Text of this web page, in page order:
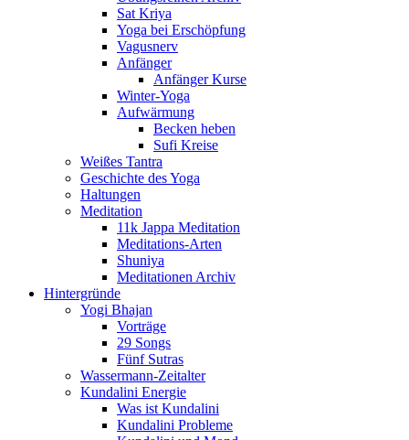
Sat Kriya
Yoga bei Erschöpfung
Vagusnerv
Anfänger
Anfänger Kurse
Winter-Yoga
Aufwärmung
Becken heben
Sufi Kreise
Weißes Tantra
Geschichte des Yoga
Haltungen
Meditation
11k Jappa Meditation
Meditations-Arten
Shuniya
Meditationen Archiv
Hintergründe
Yogi Bhajan
Vorträge
29 Songs
Fünf Sutras
Wassermann-Zeitalter
Kundalini Energie
Was ist Kundalini
Kundalini Probleme